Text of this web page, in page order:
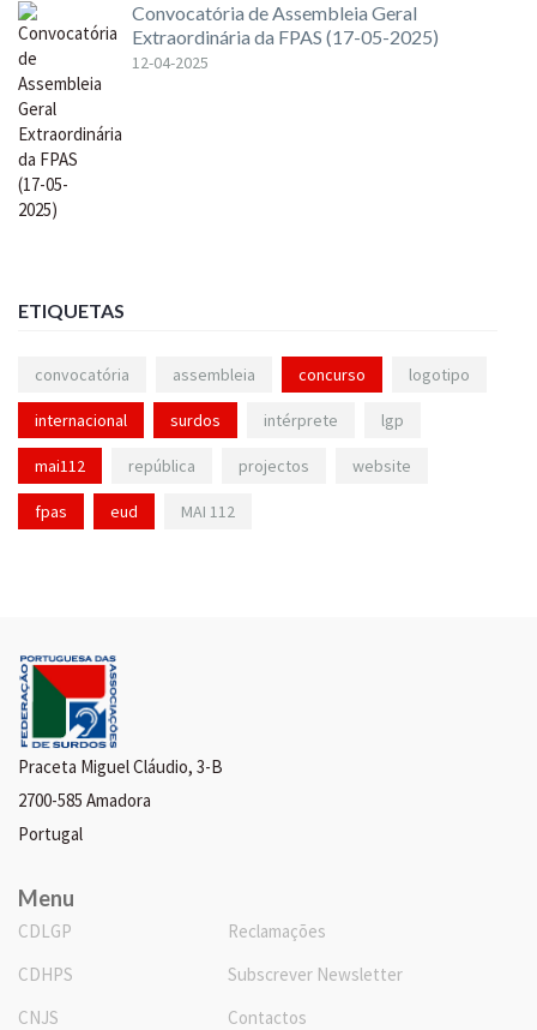
Convocatória de Assembleia Geral
Extraordinária da FPAS (17-05-2025)
12-04-2025
ETIQUETAS
convocatória assembleia concurso logotipo
internacional surdos intérprete lgp
mai112 república projectos website
fpas eud MAI 112
Praceta Miguel Cláudio, 3-B
2700-585 Amadora
Portugal
Menu
CDLGP
CDHPS
CNJS
Reclamações
Subscrever Newsletter
Contactos